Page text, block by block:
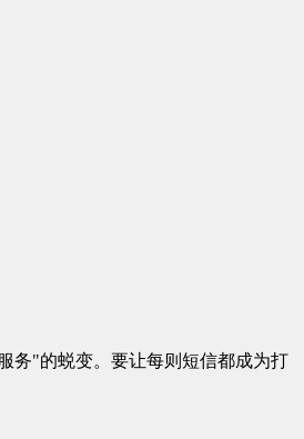
务"的蜕变。要让每则短信都成为打